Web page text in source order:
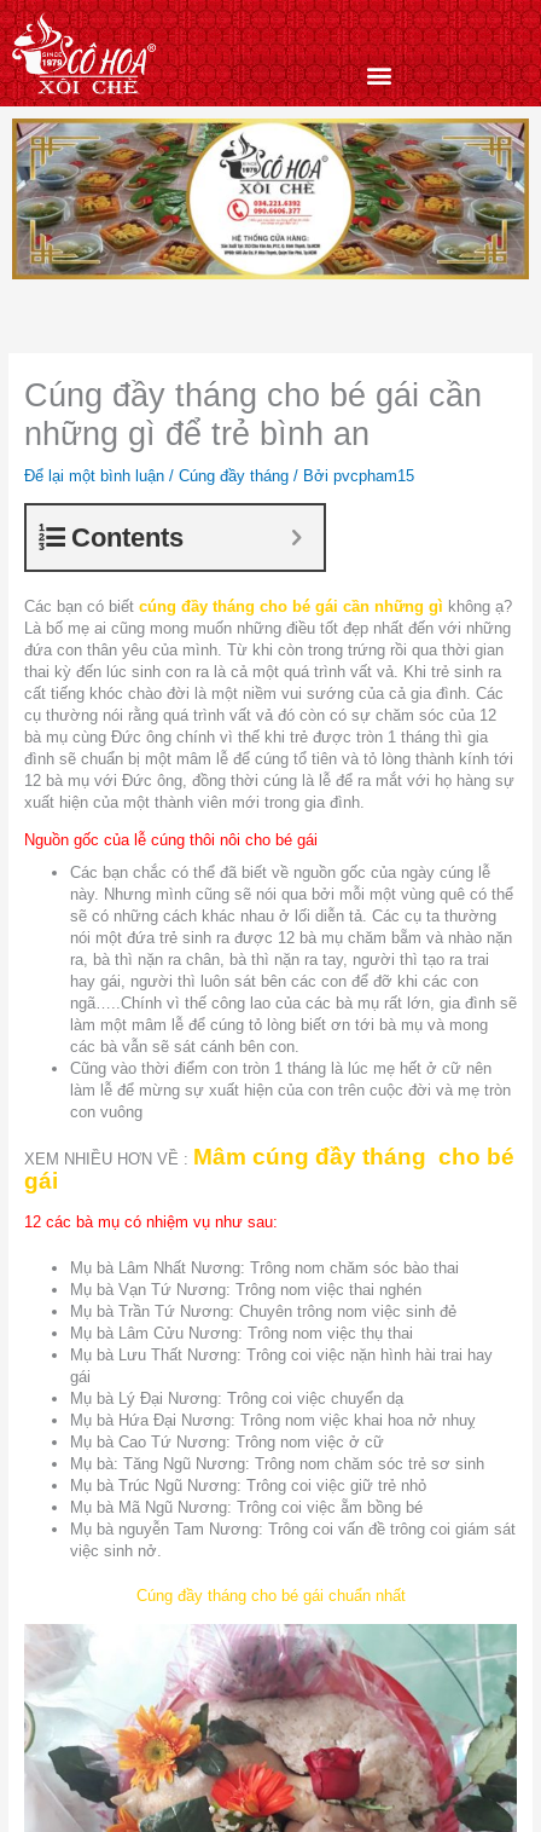
Nhảy
tới
nội
dung
Cúng đầy tháng cho bé gái cần
những gì để trẻ bình an
Để lại một bình luận / Cúng đầy tháng/ Bởi pvcpham15
Contents
Các bạn có biết cúng đầy tháng cho bé gái cần những gì không ạ?
Là bố mẹ ai cũng mong muốn những điều tốt đẹp nhất đến với những
đứa con thân yêu của mình. Từ khi còn trong trứng rồi qua thời gian
thai kỳ đến lúc sinh con ra là cả một quá trình vất vả. Khi trẻ sinh ra
cất tiếng khóc chào đời là một niềm vui sướng của cả gia đình. Các
cụ thường nói rằng quá trình vất vả đó còn có sự chăm sóc của 12
bà mụ cùng Đức ông chính vì thế khi trẻ được tròn 1 tháng thì gia
đình sẽ chuẩn bị một mâm lễ để cúng tổ tiên và tỏ lòng thành kính tới
12 bà mụ với Đức ông, đồng thời cúng là lễ để ra mắt với họ hàng sự
xuất hiện của một thành viên mới trong gia đình.
Nguồn gốc của lễ cúng thôi nôi cho bé gái
Các bạn chắc có thể đã biết về nguồn gốc của ngày cúng lễ
này. Nhưng mình cũng sẽ nói qua bởi mỗi một vùng quê có thể
sẽ có những cách khác nhau ở lối diễn tả. Các cụ ta thường
nói một đứa trẻ sinh ra được 12 bà mụ chăm bẵm và nhào nặn
ra, bà thì nặn ra chân, bà thì nặn ra tay, người thì tạo ra trai
hay gái, người thì luôn sát bên các con để đỡ khi các con
ngã…..Chính vì thế công lao của các bà mụ rất lớn, gia đình sẽ
làm một mâm lễ để cúng tỏ lòng biết ơn tới bà mụ và mong
các bà vẫn sẽ sát cánh bên con.
Cũng vào thời điểm con tròn 1 tháng là lúc mẹ hết ở cữ nên
làm lễ để mừng sự xuất hiện của con trên cuộc đời và mẹ tròn
con vuông
XEM NHIỀU HƠN VỀ : Mâm cúng đầy tháng cho bé
gái
12 các bà mụ có nhiệm vụ như sau:
Mụ bà Lâm Nhất Nương: Trông nom chăm sóc bào thai
Mụ bà Vạn Tứ Nương: Trông nom việc thai nghén
Mụ bà Trần Tứ Nương: Chuyên trông nom việc sinh đẻ
Mụ bà Lâm Cửu Nương: Trông nom việc thụ thai
Mụ bà Lưu Thất Nương: Trông coi việc nặn hình hài trai hay
gái
Mụ bà Lý Đại Nương: Trông coi việc chuyển dạ
Mụ bà Hứa Đại Nương: Trông nom việc khai hoa nở nhuỵ
Mụ bà Cao Tứ Nương: Trông nom việc ở cữ
Mụ bà: Tăng Ngũ Nương: Trông nom chăm sóc trẻ sơ sinh
Mụ bà Trúc Ngũ Nương: Trông coi việc giữ trẻ nhỏ
Mụ bà Mã Ngũ Nương: Trông coi việc ẵm bồng bé
Mụ bà nguyễn Tam Nương: Trông coi vấn đề trông coi giám sát
việc sinh nở.
Cúng đầy tháng cho bé gái chuẩn nhất